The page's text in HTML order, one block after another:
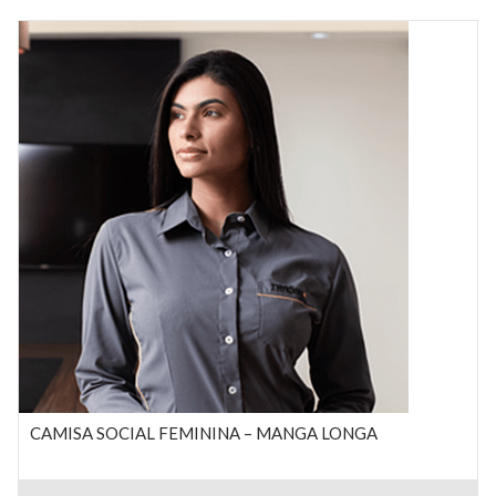
CAMISA SOCIAL FEMININA – MANGA LONGA